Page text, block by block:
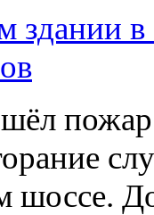
здании
пожар
шоссе.